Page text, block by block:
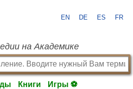
EN DE ES FR
на Академике
Книги Игры ⚽